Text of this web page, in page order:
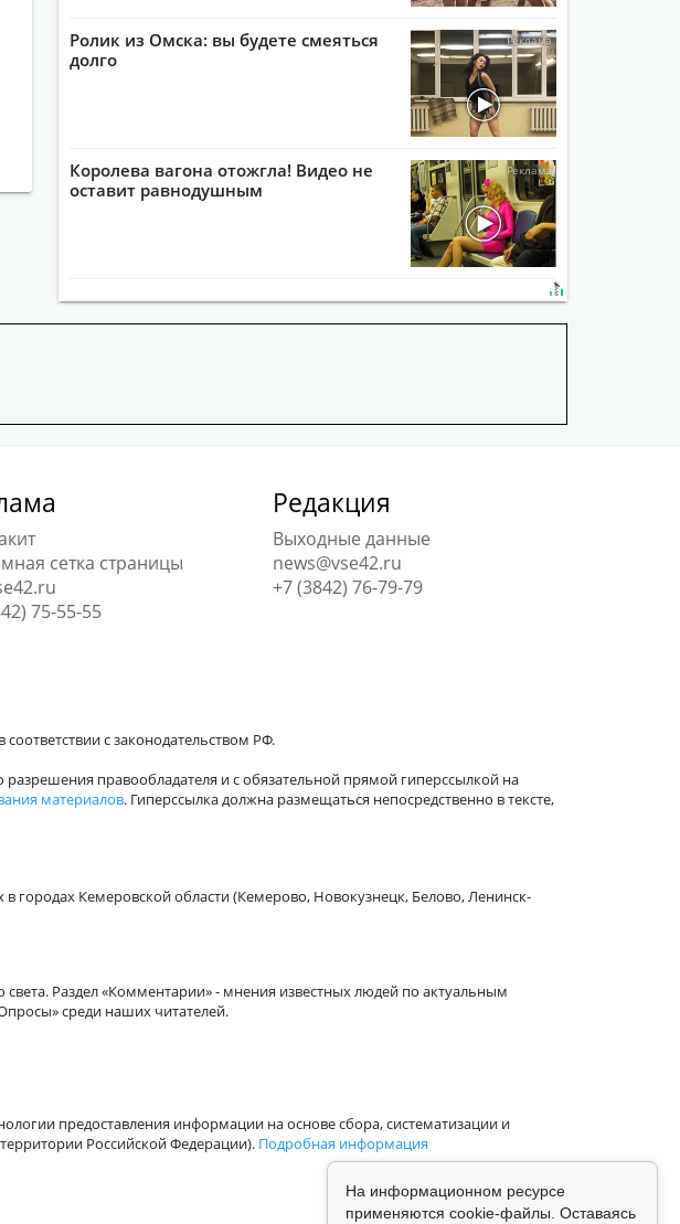
Ролик из Омска: вы будете смеяться
долго
Королева вагона отожгла! Видео не
оставит равнодушным
сетка страницы
75-55-55
Редакция
Выходные данные
news@vse42.ru
+7 (3842) 76-79-79
с законодательством РФ.
разрешения правообладателя и с обязательной прямой гиперссылкой на
материалов. Гиперссылка должна размещаться непосредственно в тексте,
городах Кемеровской области (Кемерово, Новокузнецк, Белово, Ленинск-
Раздел «Комментарии» - мнения известных людей по актуальным
среди наших читателей.
предоставления информации на основе сбора, систематизации и
Российской Федерации). Подробная информация
На информационном ресурсе
применяются cookie-файлы. Оставаясь